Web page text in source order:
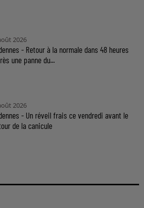
2026
- Retour à la normale dans 48 heures
une panne du...
2026
- Un réveil frais ce vendredi avant le
de la canicule